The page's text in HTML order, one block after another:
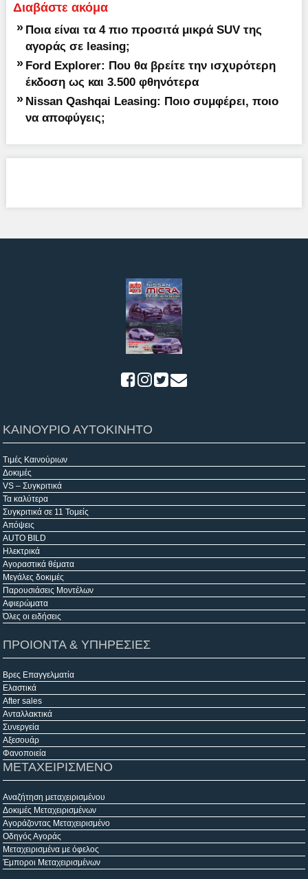
Διαβάστε ακόμα
» Ποια είναι τα 4 πιο προσιτά μικρά SUV της
αγοράς σε leasing;
» Ford Explorer: Που θα βρείτε την ισχυρότερη
έκδοση ως και 3.500 φθηνότερα
» Nissan Qashqai Leasing: Ποιο συμφέρει, ποιο
να αποφύγεις;
ΚΑΙΝΟΥΡΙΟ ΑΥΤΟΚΙΝΗΤΟ
Τιμές Καινούριων
Δοκιμές
VS – Συγκριτικά
Τα καλύτερα
Συγκριτικά σε 11 Τομείς
Απόψεις
AUTO BILD
Ηλεκτρικά
Αγοραστικά θέματα
Μεγάλες δοκιμές
Παρουσιάσεις Μοντέλων
Αφιερώματα
Όλες οι ειδήσεις
ΠΡΟΙΟΝΤΑ & ΥΠΗΡΕΣΙΕΣ
Βρες Επαγγελματία
Ελαστικά
After sales
Ανταλλακτικά
Συνεργεία
Αξεσουάρ
Φανοποιεία
ΜΕΤΑΧΕΙΡΙΣΜΕΝΟ
Αναζήτηση μεταχειρισμένου
Δοκιμές Μεταχειρισμένων
Αγοράζοντας Μεταχειρισμένο
Οδηγός Αγοράς
Μεταχειρισμένα με όφελος
Έμποροι Μεταχειρισμένων